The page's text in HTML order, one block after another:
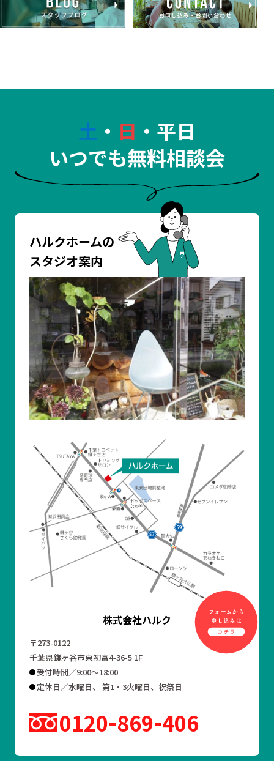
土 ・ 日 ・平日
いつでも無料相談会
ハルクホームの
スタジオ案内
株式会社ハルク
〒273-0122
千葉県鎌ヶ谷市東初富4-36-5 1F
受付時間／9:00～18:00
定休日／水曜日、 第1・3火曜日、祝祭日
0120 869 406